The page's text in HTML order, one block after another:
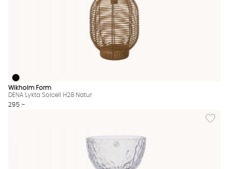
DENA Lykta Solcell H28 Natur Finns även i dessa färger:
DENA Lykta Solcell H28 Natur
Wikholm Form
DENA Lykta Solcell H28 Natur
295 :-
Lägg